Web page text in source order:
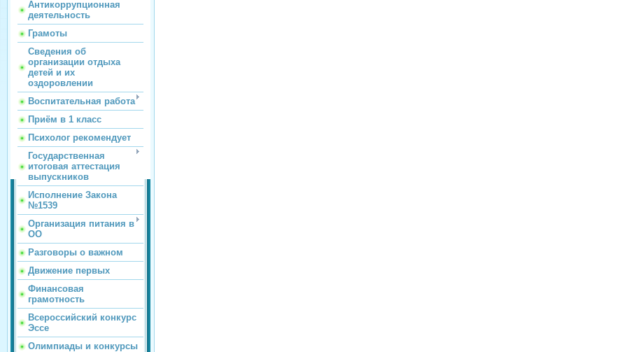
Антикоррупционная
деятельность
Грамоты
Сведения об
организации отдыха
детей и их
оздоровлении
Воспитательная работа
Приём в 1 класс
Психолог рекомендует
Государственная
итоговая аттестация
выпускников
Исполнение Закона
№1539
Организация питания в
ОО
Разговоры о важном
Движение первых
Финансовая
грамотность
Всероссийский конкурс
Эссе
Олимпиады и конкурсы